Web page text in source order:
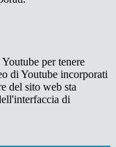
per tenere
di Youtube incorporati
del sito web sta
di